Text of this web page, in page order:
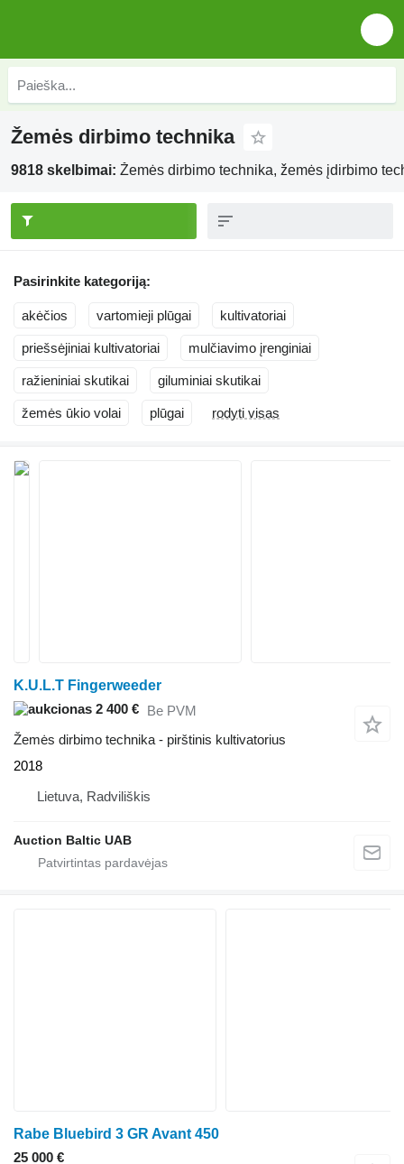
Žemės dirbimo technika
9818 skelbimai: Žemės dirbimo technika, žemės įdirbimo
Pasirinkite kategoriją:
akėčios vartomieji plūgai kultivatoriai
priešsėjiniai kultivatoriai mulčiavimo įrenginiai
ražieniniai skutikai giluminiai skutikai
žemės ūkio volai plūgai rodyti visas
K.U.L.T Fingerweeder
2 400 € Be PVM
Žemės dirbimo technika - pirštinis kultivatorius
2018
Lietuva, Radviliškis
Auction Baltic UAB
Rabe Bluebird 3 GR Avant 450
25 000 €